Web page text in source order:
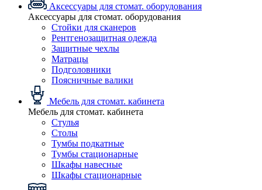
Аксессуары для стомат. оборудования
Аксессуары для стомат. оборудования
Стойки для сканеров
Рентгенозащитная одежда
Защитные чехлы
Матрацы
Подголовники
Поясничные валики
Мебель для стомат. кабинета
Мебель для стомат. кабинета
Стулья
Столы
Тумбы подкатные
Тумбы стационарные
Шкафы навесные
Шкафы стационарные